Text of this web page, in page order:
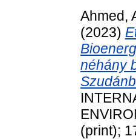
Ahmed,
(2023)
néhány
(print);